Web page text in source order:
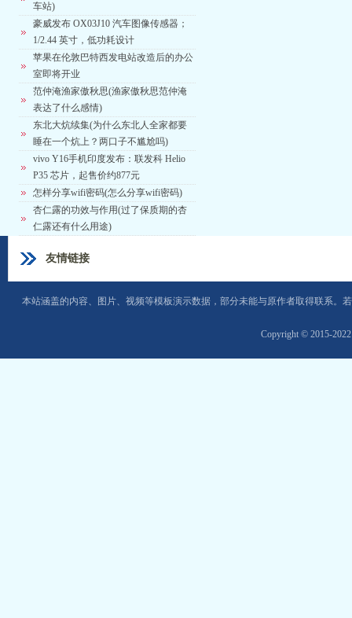
车站)
豪威发布 OX03J10 汽车图像传感器；
1/2.44 英寸，低功耗设计
苹果在伦敦巴特西发电站改造后的办公
室即将开业
范仲淹渔家傲秋思(渔家傲秋思范仲淹
表达了什么感情)
东北大炕续集(为什么东北人全家都要
睡在一个炕上？两口子不尴尬吗)
vivo Y16手机印度发布：联发科 Helio
P35 芯片，起售价约877元
怎样分享wifi密码(怎么分享wifi密码)
杏仁露的功效与作用(过了保质期的杏
仁露还有什么用途)
友情链接
本站涵盖的内容、图片、视频等模板演示数据，部分未能与原作者取得联系。
Copyright © 2015-